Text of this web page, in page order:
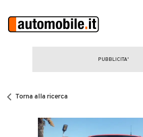
CERCA
Auto Nuove
Torna alla ricerca